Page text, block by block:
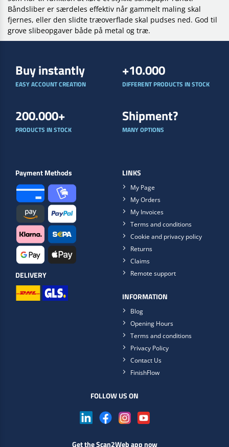
Båndsliber er særdeles effektiv når gammelt maling skal
fjernes, eller den slidte træoverflade skal pudses ned. God til
grove slibeopgaver både på metal og træ.
Buy instantly
EASY ACCOUNT CREATION
+10.000
DIFFERENT PRODUCTS IN STOCK
200.000+
PRODUCTS IN STOCK
Shipment?
MANY OPTIONS
Payment Methods
DELIVERY
LINKS
My Page
My Orders
My Invoices
Terms and conditions
Cookie and privacy policy
Returns
Claims
Remote support
INFORMATION
Blog
Opening Hours
Terms and conditions
Privacy Policy
Contact Us
FinishFlow
FOLLOW US ON
Get the Scan2Web app now